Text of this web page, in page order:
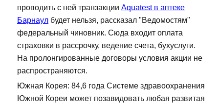
проводить с ней транзакции Aquatest в аптеке
Барнаул будет нельзя, рассказал "Ведомостям"
федеральный чиновник. Сюда входит оплата
страховки в рассрочку, ведение счета, бухуслуги.
На пролонгированные договоры условия акции не
распространяются.
Южная Корея: 84,6 года Системе здравоохранения
Южной Кореи может позавидовать любая развитая